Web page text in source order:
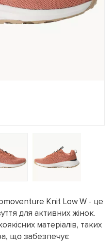
Knit Low W - це
для активних жінок.
матеріалів, таких
що забезпечує